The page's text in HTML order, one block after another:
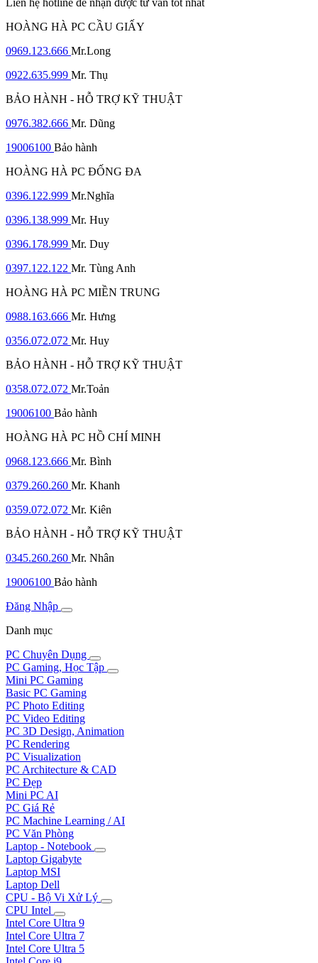
HOÀNG HÀ PC CẦU GIẤY
0969.123.666 Mr.Long
0922.635.999 Mr. Thụ
BẢO HÀNH - HỖ TRỢ KỸ THUẬT
0976.382.666 Mr. Dũng
19006100 Bảo hành
HOÀNG HÀ PC ĐỐNG ĐA
0396.122.999 Mr.Nghĩa
0396.138.999 Mr. Huy
0396.178.999 Mr. Duy
0397.122.122 Mr. Tùng Anh
HOÀNG HÀ PC MIỀN TRUNG
0988.163.666 Mr. Hưng
0356.072.072 Mr. Huy
BẢO HÀNH - HỖ TRỢ KỸ THUẬT
0358.072.072 Mr.Toản
19006100 Bảo hành
HOÀNG HÀ PC HỒ CHÍ MINH
0968.123.666 Mr. Bình
0379.260.260 Mr. Khanh
0359.072.072 Mr. Kiên
BẢO HÀNH - HỖ TRỢ KỸ THUẬT
0345.260.260 Mr. Nhân
19006100 Bảo hành
Đăng Nhập
Danh mục
PC Chuyên Dụng
PC Gaming, Học Tập
Mini PC Gaming
Basic PC Gaming
PC Photo Editing
PC Video Editing
PC 3D Design, Animation
PC Rendering
PC Visualization
PC Architecture & CAD
PC Đẹp
Mini PC AI
PC Giá Rẻ
PC Machine Learning / AI
PC Văn Phòng
Laptop - Notebook
Laptop Gigabyte
Laptop MSI
Laptop Dell
CPU - Bộ Vi Xử Lý
CPU Intel
Intel Core Ultra 9
Intel Core Ultra 7
Intel Core Ultra 5